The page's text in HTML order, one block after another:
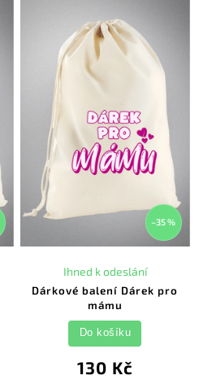
–35 %
Dárkové balení Dárek pro
mámu
Ihned k odeslání
130 Kč
Do košíku